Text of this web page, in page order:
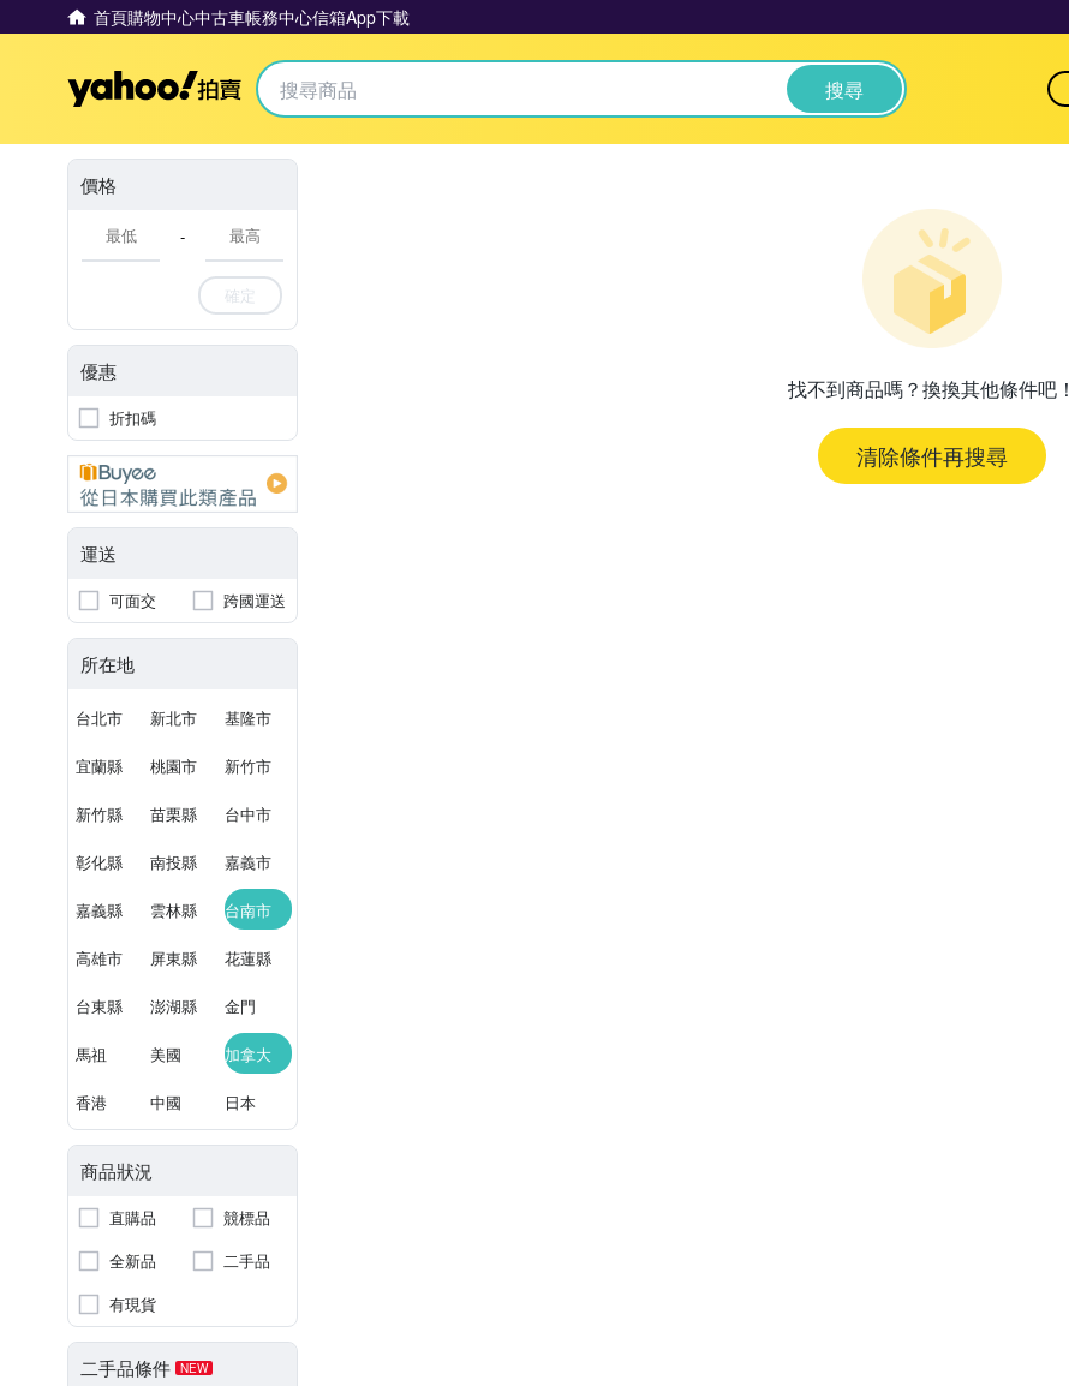
首頁購物中心中古車帳務中心信箱App下載
Yahoo拍賣 搜尋
價格
-
確定
優惠
折扣碼
運送
可面交 跨國運送
所在地
台北市 新北市 基隆市
宜蘭縣 桃園市 新竹市
新竹縣 苗栗縣 台中市
彰化縣 南投縣 嘉義市
嘉義縣 雲林縣 台南市
高雄市 屏東縣 花蓮縣
台東縣 澎湖縣 金門
馬祖 美國 加拿大
香港 中國 日本
商品狀況
直購品
競標品
全新品
二手品
有現貨
二手品條件 NEW
找不到商品嗎？換換其他條件吧！
清除條件再搜尋